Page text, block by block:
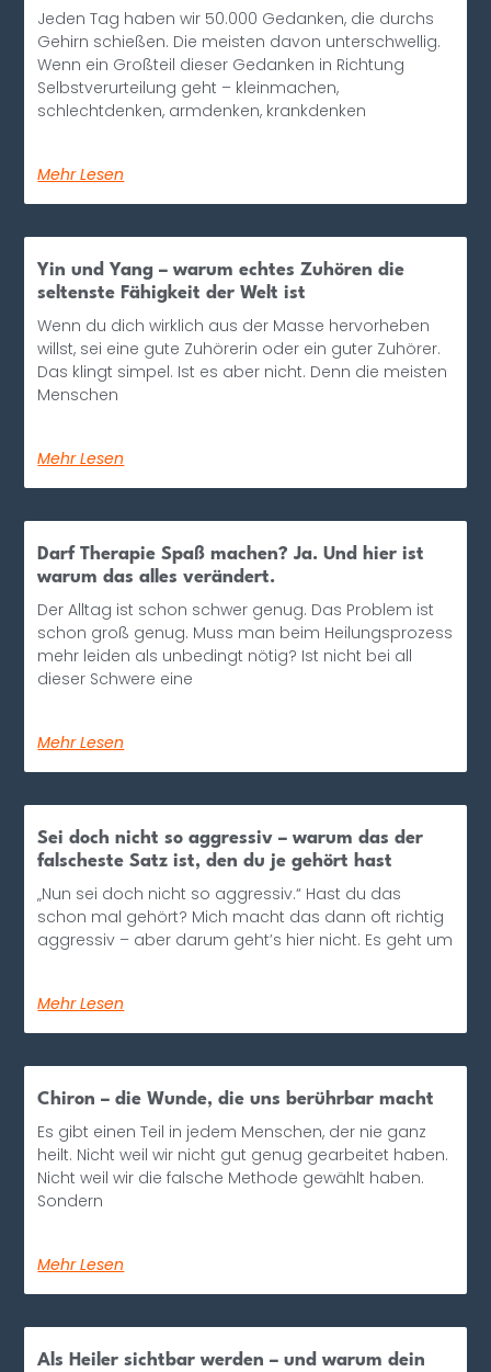
Jeden Tag haben wir 50.000 Gedanken, die durchs
Gehirn schießen. Die meisten davon unterschwellig.
Wenn ein Großteil dieser Gedanken in Richtung
Selbstverurteilung geht – kleinmachen,
schlechtdenken, armdenken, krankdenken
Mehr Lesen
Yin und Yang – warum echtes Zuhören die
seltenste Fähigkeit der Welt ist
Wenn du dich wirklich aus der Masse hervorheben
willst, sei eine gute Zuhörerin oder ein guter Zuhörer.
Das klingt simpel. Ist es aber nicht. Denn die meisten
Menschen
Mehr Lesen
Darf Therapie Spaß machen? Ja. Und hier ist
warum das alles verändert.
Der Alltag ist schon schwer genug. Das Problem ist
schon groß genug. Muss man beim Heilungsprozess
mehr leiden als unbedingt nötig? Ist nicht bei all
dieser Schwere eine
Mehr Lesen
Sei doch nicht so aggressiv – warum das der
falscheste Satz ist, den du je gehört hast
„Nun sei doch nicht so aggressiv.“ Hast du das
schon mal gehört? Mich macht das dann oft richtig
aggressiv – aber darum geht’s hier nicht. Es geht um
Mehr Lesen
Chiron – die Wunde, die uns berührbar macht
Es gibt einen Teil in jedem Menschen, der nie ganz
heilt. Nicht weil wir nicht gut genug gearbeitet haben.
Nicht weil wir die falsche Methode gewählt haben.
Sondern
Mehr Lesen
Als Heiler sichtbar werden – und warum dein